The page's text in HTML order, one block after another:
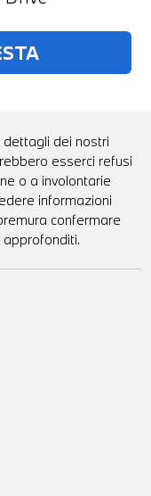
dei nostri
esserci refusi
o a involontarie
informazioni
confermare